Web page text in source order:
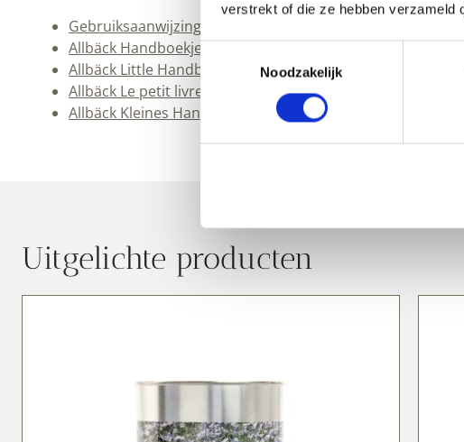
verstrekt of die ze hebben verzameld
Toestemmingsselectie
Noodzakelijk
Gebruiksaanwijzing Allbäck Lijnolieverf (pdf)
Allbäck Handboekje (pdf)
Allbäck Little Handbook (pdf)
Allbäck Le petit livre de la peinture (pdf)
Allbäck Kleines Handbuch (pdf)
Uitgelichte producten